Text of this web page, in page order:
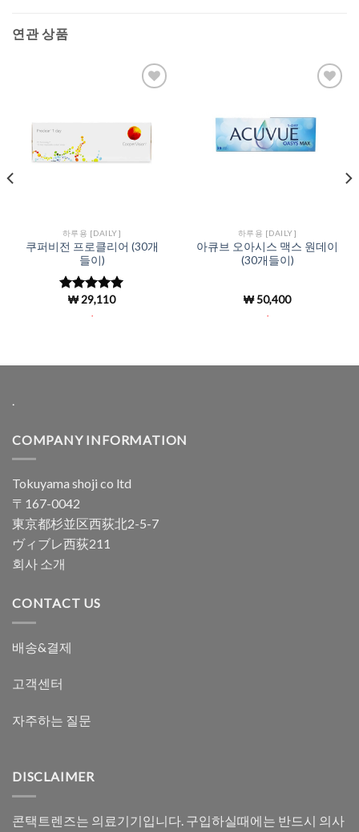
연관 상품
하루용 [DAILY]
쿠퍼비전 프로클리어 (30개
들이)
5 중에서
로 평
₩29,110
하루용 [DAILY]
아큐브 오아시스 맥스 원데이
(30개들이)
₩50,400
COMPANY INFORMATION
Tokuyama shoji co ltd
〒167-0042
東京都杉並区西荻北2-5-7
ヴィブレ西荻211
회사 소개
CONTACT US
배송&결제
고객센터
자주하는 질문
DISCLAIMER
콘택트렌즈는 의료기기입니다. 구입하실때에는 반드시 의사